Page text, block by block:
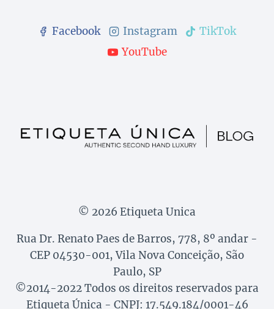
Facebook Instagram
TikTok
YouTube
© 2026 Etiqueta Unica
Rua Dr. Renato Paes de Barros, 778, 8º andar -
CEP 04530-001, Vila Nova Conceição, São
Paulo, SP
©2014-2022 Todos os direitos reservados para
Etiqueta Única - CNPJ: 17.549.184/0001-46